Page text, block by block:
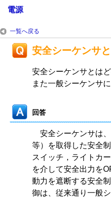
電源
一覧へ戻る
安全シーケンサ
安全シーケンサとは
また一般シーケンサ
回答
安全シーケンサは、
等）を取得した安全
スイッチ，ライトカ
を介して安全出力を
動力を遮断する安全
御は、従来通り一般